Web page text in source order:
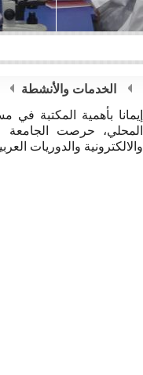
الخدمات والأنشطة
إيمانا بأهمية المكتبة في
المحلي، حرصت الجامعة
والالكترونية والدوريات